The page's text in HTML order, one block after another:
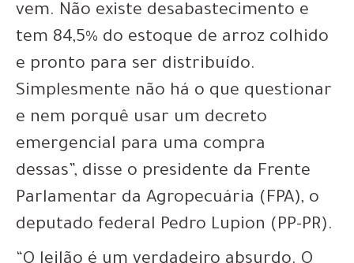
vem. Não existe desabastecimento e
tem 84,5% do estoque de arroz colhido
e pronto para ser distribuído.
Simplesmente não há o que questionar
e nem porquê usar um decreto
emergencial para uma compra
dessas”, disse o presidente da Frente
Parlamentar da Agropecuária (FPA), o
deputado federal Pedro Lupion (PP-PR).